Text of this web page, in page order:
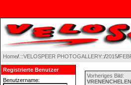
Home/ .::VELOSPEER PHOTOGALLERY::/2015/
Registrierte Benutzer
Benutzername:
Vorheriges Bild:
VRENENCHELEN